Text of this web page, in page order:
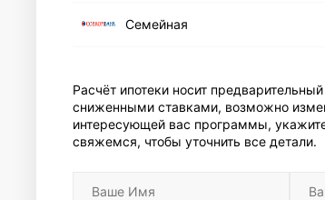
Семейная
Расчёт ипотеки носит
сниженными ставками, возможно
интересующей вас программы,
свяжемся, чтобы уточнить все детали.